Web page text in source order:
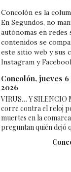
Concolón es la
En Segundos, no
autónomas en redes
contenidos se
este sitio web y sus
Instagram y
Concolón, jueves
2026
VIRUS… Y SILENCIO
corre contra el reloj
muertes en la
preguntan quién dejó